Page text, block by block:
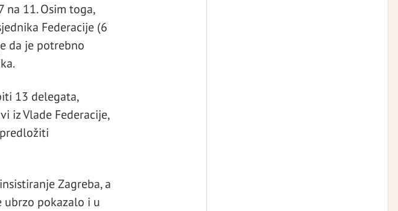
na 11. Osim toga,
Federacije (6
da je potrebno
13 delegata,
iz Vlade Federacije,
Zagreba, a
ubrzo pokazalo i u